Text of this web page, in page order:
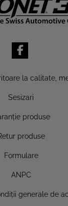
la calitate,
Sesizari
produse
produse
Formulare
ANPC
generale de